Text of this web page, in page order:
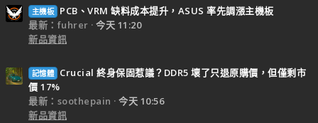
主機板
PCB、VRM 缺料成本提升，ASUS 率先調漲主機板
最新：fuhrer
今天 11:20
新品資訊
記憶體
Crucial 終身保固惹議？DDR5 壞了只退原購價，但僅剩市
價 17%
最新：soothepain
今天 10:56
新品資訊